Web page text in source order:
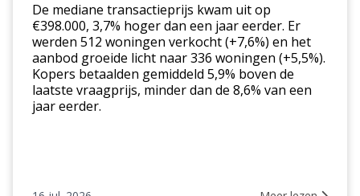
De mediane transactieprijs kwam uit op
€398.000, 3,7% hoger dan een jaar eerder. Er
werden 512 woningen verkocht (+7,6%) en het
aanbod groeide licht naar 336 woningen (+5,5%).
Kopers betaalden gemiddeld 5,9% boven de
laatste vraagprijs, minder dan de 8,6% van een
jaar eerder.